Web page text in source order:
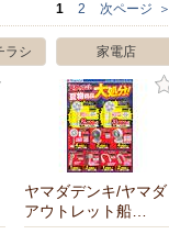
1 2 次ページ ＞
家電店
ラシ
ヤマダデンキ/ヤマダ
アウトレット船…